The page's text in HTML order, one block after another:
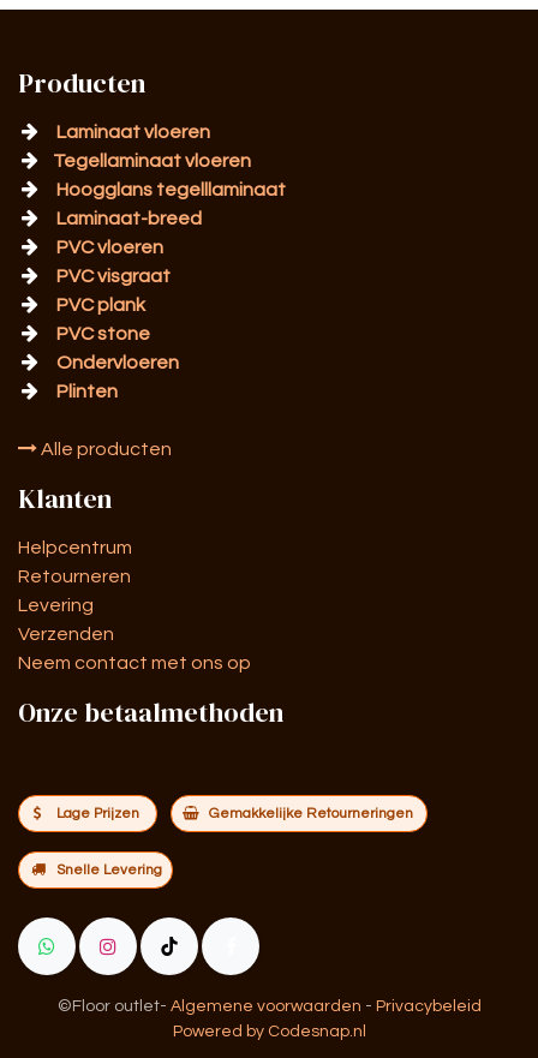
Producten
Laminaat vloeren
Tegellaminaat vloeren
Hoogglans tegelllaminaat
Laminaat-breed
PVC vloeren
PVC visgraat
PVC plank
PVC stone
Ondervloeren
Plinten
Alle producten
Klanten
Helpcentrum
Retourneren
Levering
Verzenden
Neem contact met ons op
Onze betaalmethoden
Lage Prijzen Gemakkelijke Retourneringen
Snelle Levering
©Floor outlet- Algemene voorwaarden - Privacybeleid
Powered by Codesnap.nl